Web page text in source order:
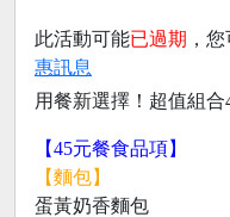
此活動可能已過期 ，
惠訊息
用餐新選擇！超值組
【45元餐食品項】
【麵包】
蛋黃奶香麵包